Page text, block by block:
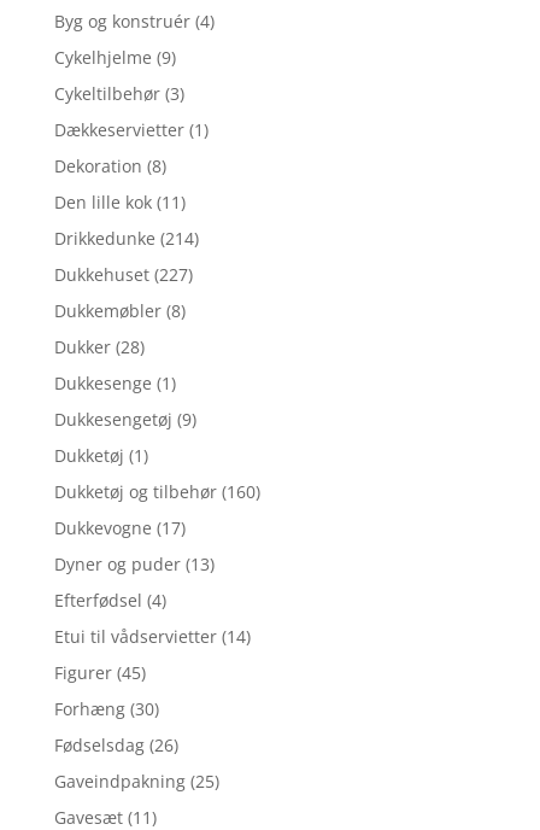
Byg og konstruér (4)
Cykelhjelme (9)
Cykeltilbehør (3)
Dækkeservietter (1)
Dekoration (8)
Den lille kok (11)
Drikkedunke (214)
Dukkehuset (227)
Dukkemøbler (8)
Dukker (28)
Dukkesenge (1)
Dukkesengetøj (9)
Dukketøj (1)
Dukketøj og tilbehør (160)
Dukkevogne (17)
Dyner og puder (13)
Efterfødsel (4)
Etui til vådservietter (14)
Figurer (45)
Forhæng (30)
Fødselsdag (26)
Gaveindpakning (25)
Gavesæt (11)